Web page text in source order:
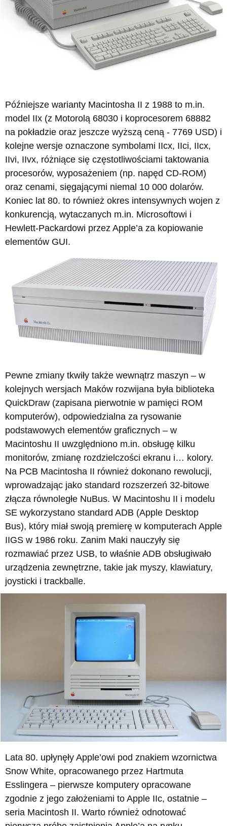
Późniejsze warianty Macintosha II z 1988 to m.in.
model IIx (z Motorolą 68030 i koprocesorem 68882
na pokładzie oraz jeszcze wyższą ceną - 7769 USD) i
kolejne wersje oznaczone symbolami IIcx, IIci, IIcx,
IIvi, IIvx, różniące się częstotliwościami taktowania
procesorów, wyposażeniem (np. napęd CD-ROM)
oraz cenami, sięgającymi niemal 10 000 dolarów.
Koniec lat 80. to również okres intensywnych wojen z
konkurencją, wytaczanych m.in. Microsoftowi i
Hewlett-Packardowi przez Apple’a za kopiowanie
elementów GUI.
Pewne zmiany tkwiły także wewnątrz maszyn – w
kolejnych wersjach Maków rozwijana była biblioteka
QuickDraw (zapisana pierwotnie w pamięci ROM
komputerów), odpowiedzialna za rysowanie
podstawowych elementów graficznych – w
Macintoshu II uwzględniono m.in. obsługę kilku
monitorów, zmianę rozdzielczości ekranu i… kolory.
Na PCB Macintosha II również dokonano rewolucji,
wprowadzając jako standard rozszerzeń 32-bitowe
złącza równoległe NuBus. W Macintoshu II i modelu
SE wykorzystano standard ADB (Apple Desktop
Bus), który miał swoją premierę w komputerach Apple
IIGS w 1986 roku. Zanim Maki nauczyły się
rozmawiać przez USB, to właśnie ADB obsługiwało
urządzenia zewnętrzne, takie jak myszy, klawiatury,
joysticki i trackballe.
Lata 80. upłynęły Apple’owi pod znakiem wzornictwa
Snow White, opracowanego przez Hartmuta
Esslingera – pierwsze komputery opracowane
zgodnie z jego założeniami to Apple IIc, ostatnie –
seria Macintosh II. Warto również odnotować